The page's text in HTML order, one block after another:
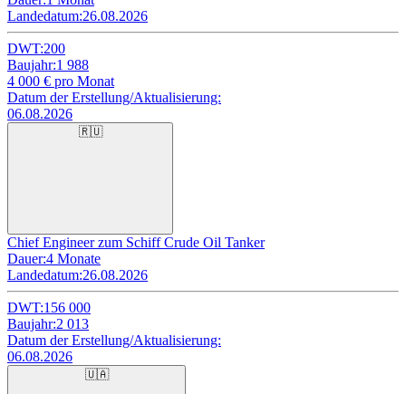
Landedatum:26.08.2026
DWT:200
Baujahr:1 988
4 000 € pro Monat
Datum der Erstellung/Aktualisierung:
06.08.2026
🇷🇺
Chief Engineer zum Schiff Crude Oil Tanker
Dauer:4 Monate
Landedatum:26.08.2026
DWT:156 000
Baujahr:2 013
Datum der Erstellung/Aktualisierung:
06.08.2026
🇺🇦